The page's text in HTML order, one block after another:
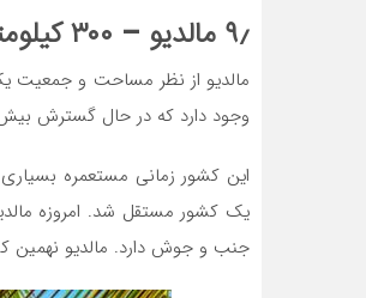
۹٫ مالدیو – ۳۰۰ کیلومتر مربع
وجود دارد که در حال گسترش بیش از ۹۰،۰۰۰ کیلومتر مربع است و آن را یکی از کشورهای پراکنده
یک کشور مستقل شد. امروزه
جنب و جوش دارد. مالدیو نهمین کشور با